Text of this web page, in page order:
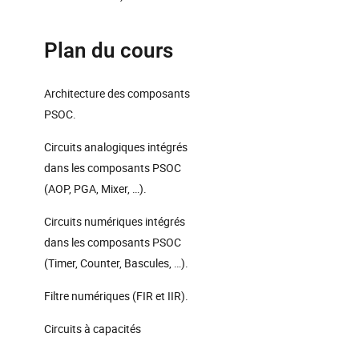
Plan du cours
Architecture des composants
PSOC.
Circuits analogiques intégrés
dans les composants PSOC
(AOP, PGA, Mixer, …).
Circuits numériques intégrés
dans les composants PSOC
(Timer, Counter, Bascules, …).
Filtre numériques (FIR et IIR).
Circuits à capacités